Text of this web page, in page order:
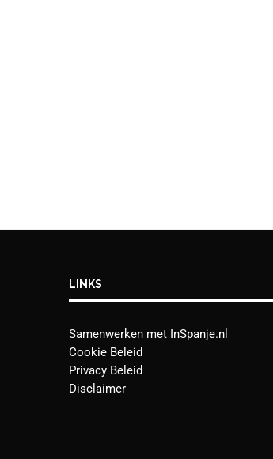
LINKS
Samenwerken met InSpanje.nl
Cookie Beleid
Privacy Beleid
Disclaimer